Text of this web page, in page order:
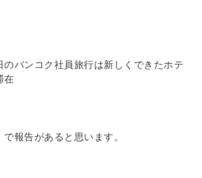
のバンコク社員旅行は新しくできたホテ
在
報告があると思います。